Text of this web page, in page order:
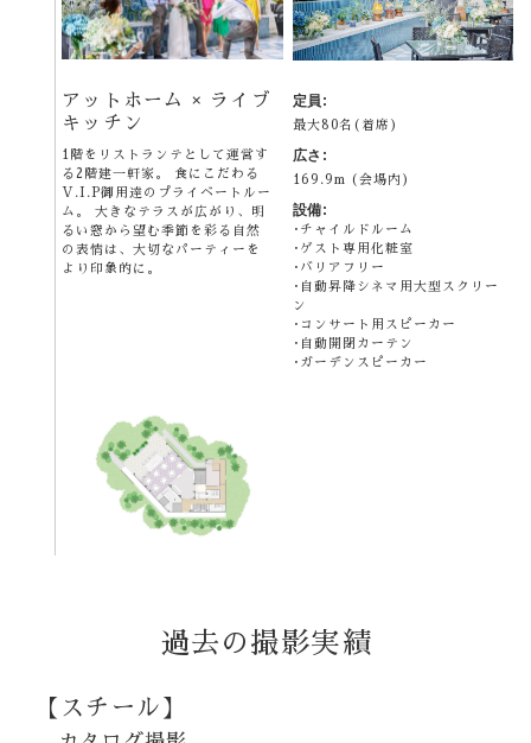
アットホーム × ライブ
キッチン
1階をリストランテとして運営す
る2階建一軒家。 食にこだわる
V.I.P御用達のプライベートルー
ム。 大きなテラスが広がり、明
るい窓から望む季節を彩る自然
の表情は、大切なパーティーを
より印象的に。
定員:
最大80名(着席)
広さ:
169.9m (会場内)
設備:
チャイルドルーム
ゲスト専用化粧室
バリアフリー
自動昇降シネマ用大型スクリー
ン
コンサート用スピーカー
自動開閉カーテン
ガーデンスピーカー
過去の撮影実績
【スチール】